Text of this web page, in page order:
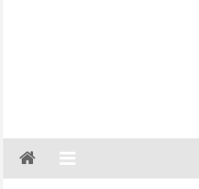
Gazeta
Regionalna